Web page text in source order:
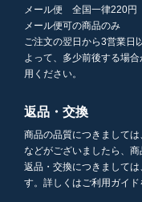
メール便 全国一律220円
メール便可の商品のみ
ご注文の翌日から3営業日
よって、多少前後する場
用ください。
返品・交換
商品の品質につきまして
などがございましたら、商
返品・交換につきまして
す。詳しくはご利用ガイド